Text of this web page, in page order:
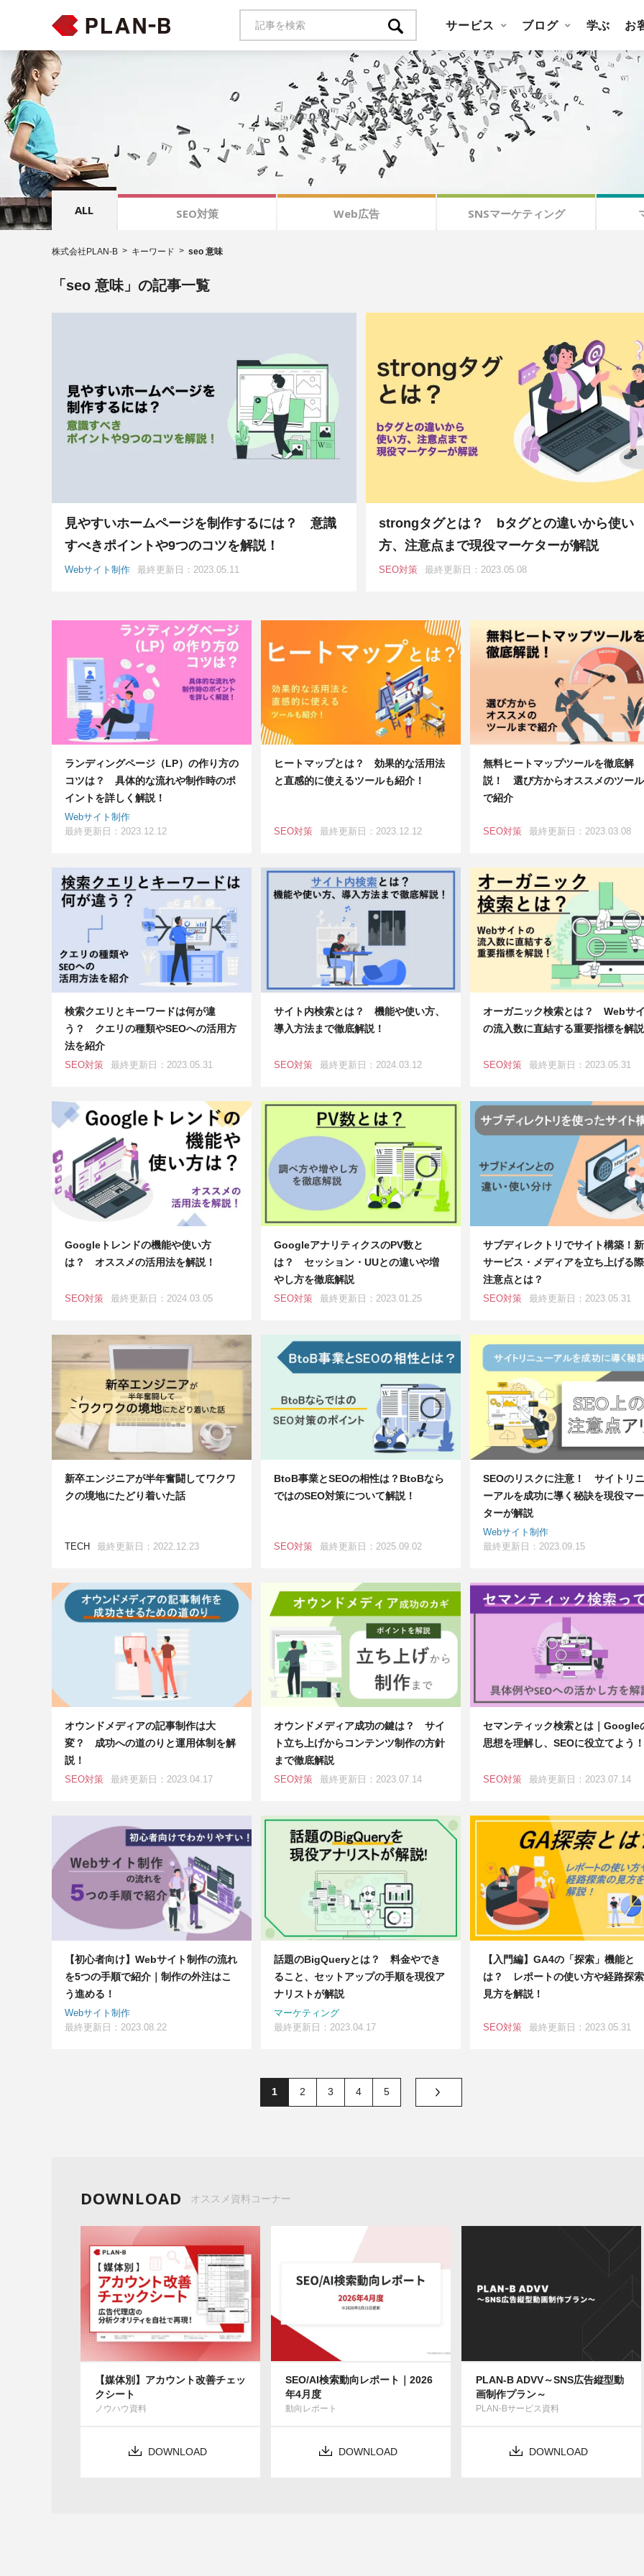
サービス ブログ 学ぶ お
ALL SEO対策 Web広告 SNSマーケティング
株式会社PLAN-B キーワード seo 意味
「seo 意味」の記事一覧
見やすいホームページを制作するには？ 意識
すべきポイントや9つのコツを解説！
Webサイト制作 最終更新日：2023.05.11
strongタグとは？ bタグとの違いから使い
方、注意点まで現役マーケターが解説
SEO対策 最終更新日：2023.05.08
ランディングページ（LP）の作り方の
コツは？ 具体的な流れや制作時のポ
イントを詳しく解説！
Webサイト制作
最終更新日：2023.12.12
ヒートマップとは？ 効果的な活用法
と直感的に使えるツールも紹介！
SEO対策 最終更新日：2023.12.12
無料ヒートマップツールを徹底解
説！ 選び方からオススメのツー
で紹介
SEO対策 最終更新日：2023.03.08
検索クエリとキーワードは何が違
う？ クエリの種類やSEOへの活用方
法を紹介
SEO対策 最終更新日：2023.05.31
サイト内検索とは？ 機能や使い方、
導入方法まで徹底解説！
SEO対策 最終更新日：2024.03.12
オーガニック検索とは？ Webサ
の流入数に直結する重要指標を解
SEO対策 最終更新日：2023.05.31
Googleトレンドの機能や使い方
は？ オススメの活用法を解説！
SEO対策 最終更新日：2024.03.05
GoogleアナリティクスのPV数と
は？ セッション・UUとの違いや増
やし方を徹底解説
SEO対策 最終更新日：2023.01.25
サブディレクトリでサイト構築！
サービス・メディアを立ち上げる
注意点とは？
SEO対策 最終更新日：2023.05.31
新卒エンジニアが半年奮闘してワクワ
クの境地にたどり着いた話
TECH 最終更新日：2022.12.23
BtoB事業とSEOの相性は？BtoBなら
ではのSEO対策について解説！
SEO対策 最終更新日：2025.09.02
SEOのリスクに注意！ サイトリ
ーアルを成功に導く秘訣を現役マ
ターが解説
Webサイト制作
最終更新日：2023.09.15
オウンドメディアの記事制作は大
変？ 成功への道のりと運用体制を解
説！
SEO対策 最終更新日：2023.04.17
オウンドメディア成功の鍵は？ サイ
ト立ち上げからコンテンツ制作の方針
まで徹底解説
SEO対策 最終更新日：2023.07.14
セマンティック検索とは｜Google
思想を理解し、SEOに役立てよう！
SEO対策 最終更新日：2023.07.14
【初心者向け】Webサイト制作の流れ
を5つの手順で紹介｜制作の外注はこ
う進める！
Webサイト制作
最終更新日：2023.08.22
話題のBigQueryとは？ 料金やでき
ること、セットアップの手順を現役ア
ナリストが解説
マーケティング
最終更新日：2023.04.17
【入門編】GA4の「探索」機能と
は？ レポートの使い方や経路探
見方を解説！
SEO対策 最終更新日：2023.05.31
1 2 3 4 5
DOWNLOAD オススメ資料コーナー
【媒体別】アカウント改善チェッ
クシート
ノウハウ資料
DOWNLOAD
SEO/AI検索動向レポート｜2026
年4月度
動向レポート
DOWNLOAD
PLAN-B ADVV～SNS広告縦型動
画制作プラン～
PLAN-Bサービス資料
DOWNLOAD